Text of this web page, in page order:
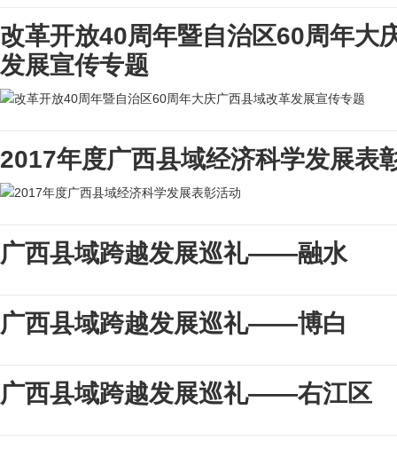
改革开放40周年暨自治区60周年大
发展宣传专题
2017年度广西县域经济科学发展表
广西县域跨越发展巡礼——融水
广西县域跨越发展巡礼——博白
广西县域跨越发展巡礼——右江区